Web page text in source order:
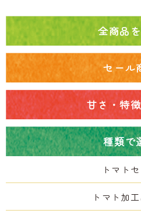
全商品
セール
甘さ・特
種類で
トマト
トマト加